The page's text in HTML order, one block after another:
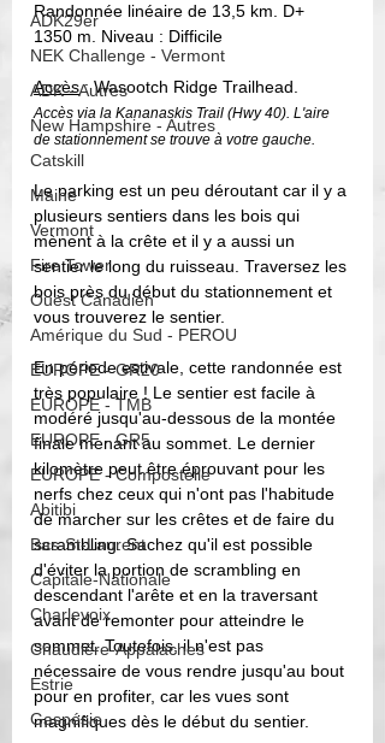
ADK29er
NEK Challenge - Vermont
ADK - Autres
New Hampshire - Autres
Catskill
Maine
Vermont
Fire Tower
Ouest Canadien
Amérique du Sud - PEROU
EUROPE - GR20
EUROPE - TMB
EUROPE - GR5
EUROPE - Compostelle
Abitibi
Bas-St-Laurent
Capitale-Nationale
Charlevoix
Chaudière-Appalaches
Estrie
Gaspésie
Randonnée linéaire de 13,5 km. D+
1350 m. Niveau : Difficile
Accès : Wasootch Ridge Trailhead.
Accès via la Kananaskis Trail (Hwy 40). L'aire
de stationnement se trouve à votre gauche.
Le parking est un peu déroutant car il y a
plusieurs sentiers dans les bois qui
mènent à la crête et il y a aussi un
sentier le long du ruisseau. Traversez les
bois près du début du stationnement et
vous trouverez le sentier.
En période estivale, cette randonnée est
très populaire ! Le sentier est facile à
modéré jusqu'au-dessous de la montée
finale menant au sommet. Le dernier
kilomètre peut être éprouvant pour les
nerfs chez ceux qui n'ont pas l'habitude
de marcher sur les crêtes et de faire du
scrambling. Sachez qu'il est possible
d'éviter la portion de scrambling en
descendant l'arête et en la traversant
avant de remonter pour atteindre le
sommet. Toutefois, il n'est pas
nécessaire de vous rendre jusqu'au bout
pour en profiter, car les vues sont
magnifiques dès le début du sentier.